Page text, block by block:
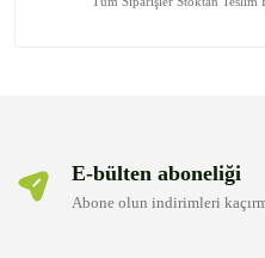
E-bülten aboneliği
Abone olun indirimleri